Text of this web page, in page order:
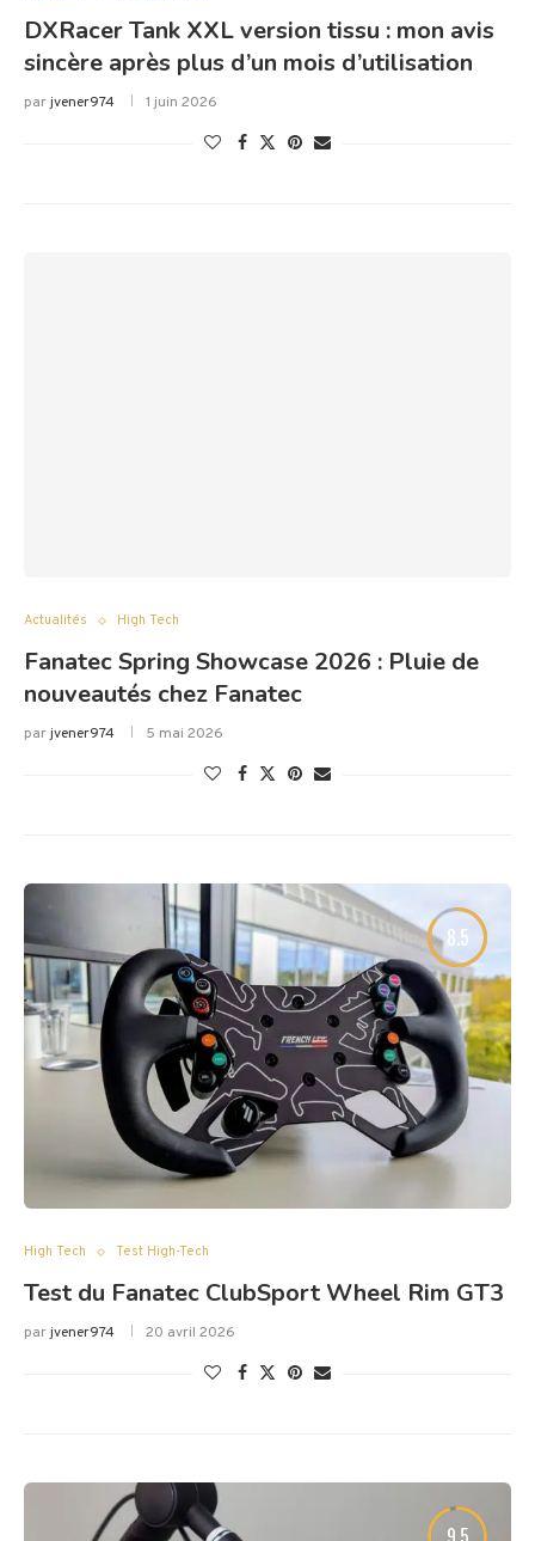
DXRacer Tank XXL version tissu : mon avis
sincère après plus d’un mois d’utilisation
parjvener974 1 juin 2026
Actualités High Tech
Fanatec Spring Showcase 2026 : Pluie de
nouveautés chez Fanatec
parjvener974 5 mai 2026
8.5
High Tech Test High-Tech
Test du Fanatec ClubSport Wheel Rim GT3
parjvener974 20 avril 2026